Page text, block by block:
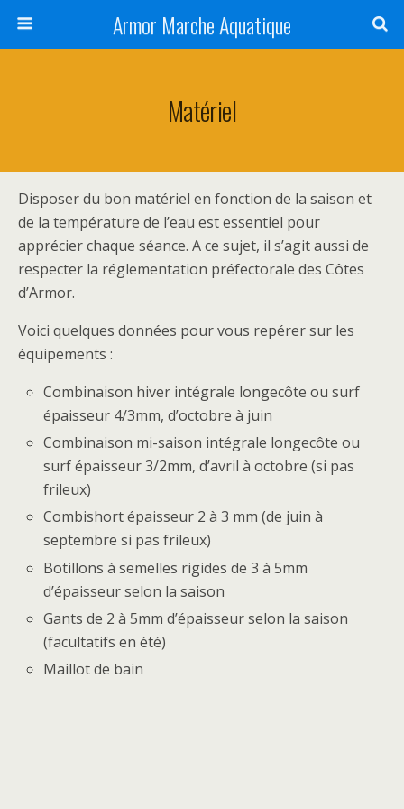
Armor Marche Aquatique
Matériel
Disposer du bon matériel en fonction de la saison et
de la température de l’eau est essentiel pour
apprécier chaque séance. A ce sujet, il s’agit aussi de
respecter la réglementation préfectorale des Côtes
d’Armor.
Voici quelques données pour vous repérer sur les
équipements :
Combinaison hiver intégrale longecôte ou surf
épaisseur 4/3mm, d’octobre à juin
Combinaison mi-saison intégrale longecôte ou
surf épaisseur 3/2mm, d’avril à octobre (si pas
frileux)
Combishort épaisseur 2 à 3 mm (de juin à
septembre si pas frileux)
Botillons à semelles rigides de 3 à 5mm
d’épaisseur selon la saison
Gants de 2 à 5mm d’épaisseur selon la saison
(facultatifs en été)
Maillot de bain